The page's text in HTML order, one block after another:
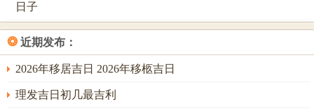
七月十八丙戌日；丙火坐戌土火库。火势虽旺，然戌中辛金
正财，丁火劫财、戊土食神同宫，戌未相刑，刑开火土之
库，是动中求财之兆，此日吉在「动」，宜主动祈福，出行
祈福，或于祈福中行踏斗转运之步。天德合星临日，能化解
部分刑伤，主先难后易，先有口舌而后得明悟，最利求财运
日子
❂ 近期发布：
2026年移居吉日 2026年移柩吉日
理发吉日初几最吉利